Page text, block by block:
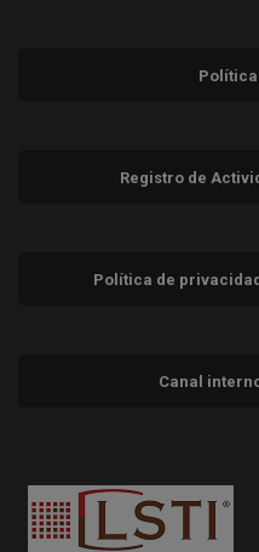
Registro de
Política de
Canal